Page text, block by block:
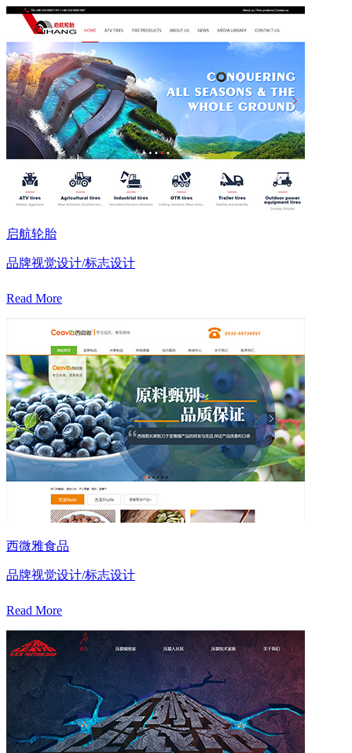
启航轮胎
品牌视觉设计/标志设计
Read More
西微雅食品
品牌视觉设计/标志设计
Read More